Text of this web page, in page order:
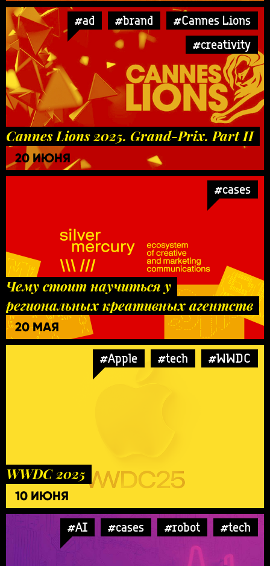
#ad #brand
#Cannes Lions
#creativity
Cannes Lions 2025. Grand-Prix. Part II
20 ИЮНЯ
#cases
Чему стоит научиться у
региональных креативных агентств
20 МАЯ
#Apple #tech #WWDC
WWDC 2025
10 ИЮНЯ
#AI #cases #robot #tech